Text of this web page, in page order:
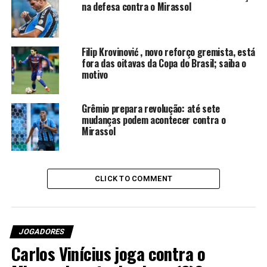
precisa se liberar do tático,
do físico, da rotina de vir
todo o tempo. Necessita, às
vezes, um ou dois dias para
melhorar, carregar as
baterias e poder treinar,
como estão fazendo. Estão
treinando muito, mas muito
bem, porque tiveram os
dias justos de descanso
para que isso aconteça”,
disse o treinador em
entrevista ao site GZH.
na defesa contra o Mirassol
Filip Krovinović , novo reforço gremista, está
fora das oitavas da Copa do Brasil; saiba o
motivo
Grêmio prepara revolução: até sete
mudanças podem acontecer contra o
Mirassol
CLICK TO COMMENT
JOGADORES
Carlos Vinícius joga contra o